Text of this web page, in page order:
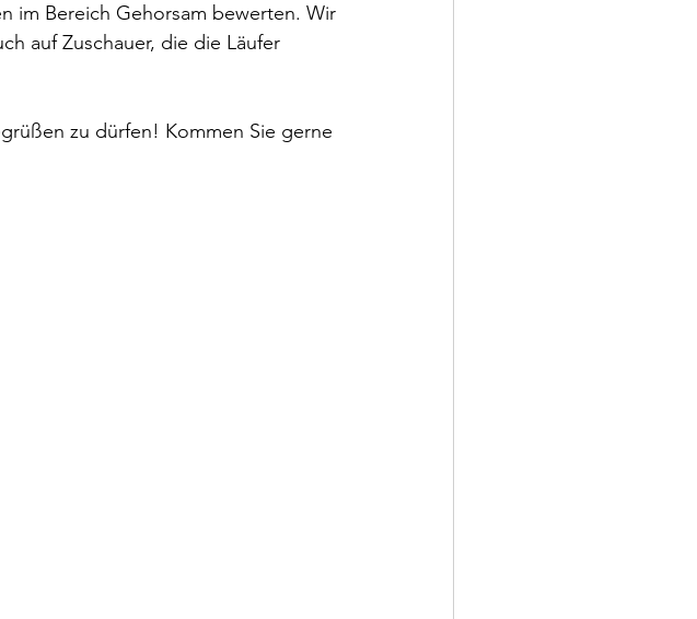
im Bereich Gehorsam bewerten. Wir
auf Zuschauer, die die Läufer
zu dürfen! Kommen Sie gerne